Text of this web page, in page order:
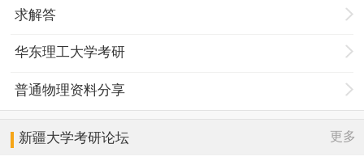
求解答
华东理工大学考研
普通物理资料分享
新疆大学考研论坛 更多